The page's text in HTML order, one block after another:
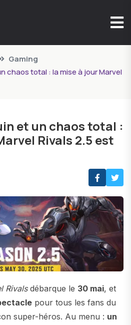
Gaming
chaos total : la mise à jour Marvel
et un chaos total :
Rivals 2.5 est
Rivalsdébarque le 30 mai, et
pour tous les fans du
super-héros. Au menu : un